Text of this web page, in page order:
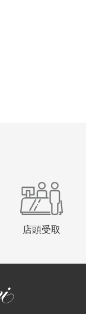
店頭受取